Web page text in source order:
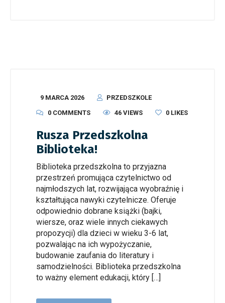
9 MARCA 2026
PRZEDSZKOLE
0 COMMENTS
46 VIEWS 0 LIKES
Rusza Przedszkolna
Biblioteka!
Biblioteka przedszkolna to przyjazna
przestrzeń promująca czytelnictwo od
najmłodszych lat, rozwijająca wyobraźnię i
kształtująca nawyki czytelnicze. Oferuje
odpowiednio dobrane książki (bajki,
wiersze, oraz wiele innych ciekawych
propozycji) dla dzieci w wieku 3-6 lat,
pozwalając na ich wypożyczanie,
budowanie zaufania do literatury i
samodzielności. Biblioteka przedszkolna
to ważny element edukacji, który […]